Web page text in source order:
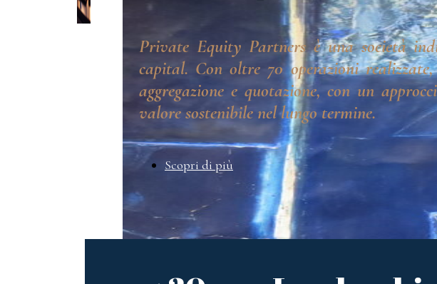
Private Equity Partners è una società
capital. Con oltre 70 operazioni
aggregazione e quotazione, con un
valore sostenibile nel lungo termine.
Scopri di più